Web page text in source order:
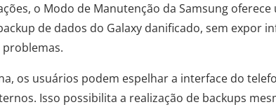
o Modo de Manutenção da Samsung oferece
de dados do Galaxy danificado, sem expor
os usuários podem espelhar a interface do
Isso possibilita a realização de backups